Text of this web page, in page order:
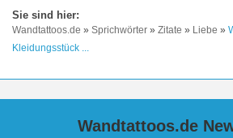
Wandtattoos.de » Sprichwörter » Zitate » Liebe »
Kleidungsstück ...
Wandtattoos.de